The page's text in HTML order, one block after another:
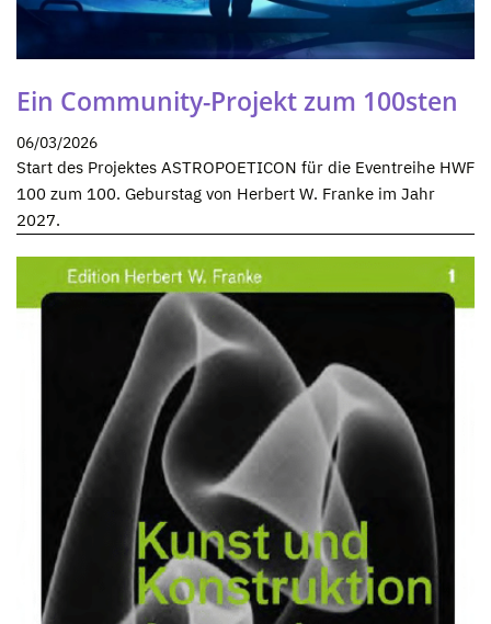
Ein Community-Projekt zum 100sten
06/03/2026
Start des Projektes ASTROPOETICON für die Eventreihe HWF
100 zum 100. Geburstag von Herbert W. Franke im Jahr
2027.